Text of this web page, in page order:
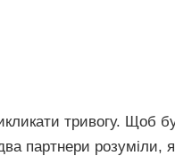
тривогу. Щоб
партнери розуміли,